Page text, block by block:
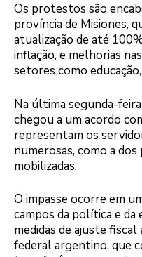
Os protestos são
província de Misiones,
atualização de até
inflação, e melhorias
setores como
Na última segunda-
chegou a um acordo
representam os
numerosas, como a
mobilizadas.
O impasse ocorre em
campos da política e da
medidas de ajuste
federal argentino, que